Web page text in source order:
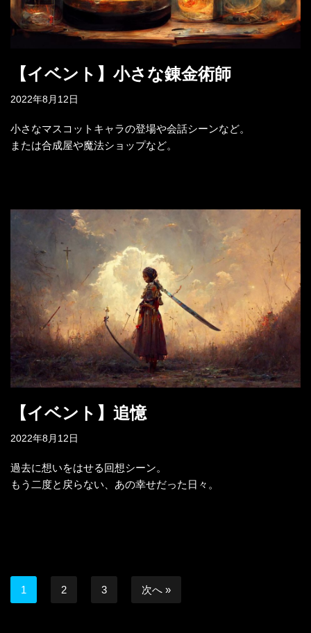
【イベント】小さな錬金術師
2022年8月12日
小さなマスコットキャラの登場や会話シーンなど。
または合成屋や魔法ショップなど。
【イベント】追憶
2022年8月12日
過去に想いをはせる回想シーン。
もう二度と戻らない、あの幸せだった日々。
1 2 3 次へ »